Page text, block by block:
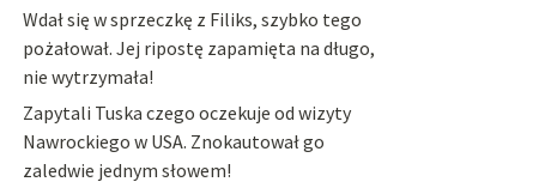
Wdał się w sprzeczkę z Filiks, szybko tego
pożałował. Jej ripostę zapamięta na długo,
nie wytrzymała!
Zapytali Tuska czego oczekuje od wizyty
Nawrockiego w USA. Znokautował go
zaledwie jednym słowem!